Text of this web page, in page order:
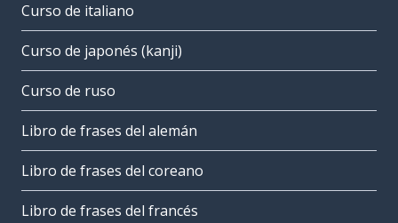
Curso de italiano
Curso de japonés (kanji)
Curso de ruso
Libro de frases del alemán
Libro de frases del coreano
Libro de frases del francés